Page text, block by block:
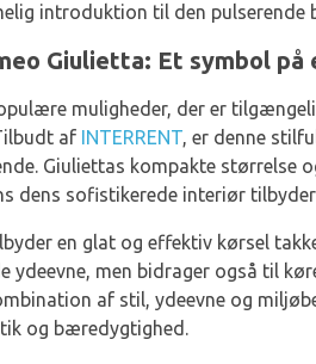
introduktion til den pulserende
Giulietta: Et symbol
muligheder, der er
af INTERRENT, er denne
Giuliettas kompakte størrelse
dens sofistikerede interiør
en glat og effektiv kørsel
ydeevne, men bidrager også til
af stil, ydeevne og
og bæredygtighed.